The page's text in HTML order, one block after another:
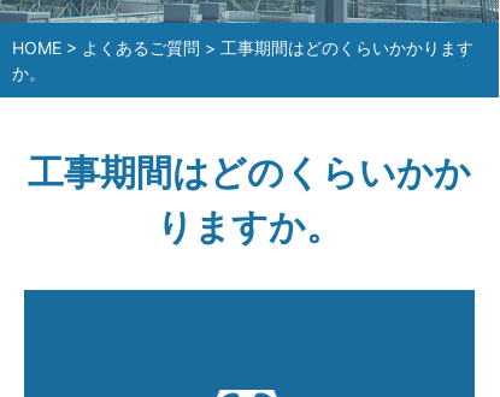
HOME > よくあるご質問 > 工事期間はどのくらいかかります
か。
工事期間はどのくらいかか
りますか。